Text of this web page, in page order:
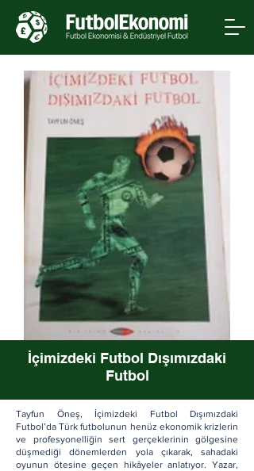
İçimizdeki Futbol Dışımızdaki
Futbol
Tayfun Öneş, İçimizdeki Futbol Dışımızdaki
Futbol’da Türk futbolunun henüz ekonomik krizlerin
ve profesyonelliğin sert gerçeklerinin gölgesine
düşmediği dönemlerden yola çıkarak, sahadaki
oyunun ötesine geçen hikâyeler anlatıyor. Yazar,